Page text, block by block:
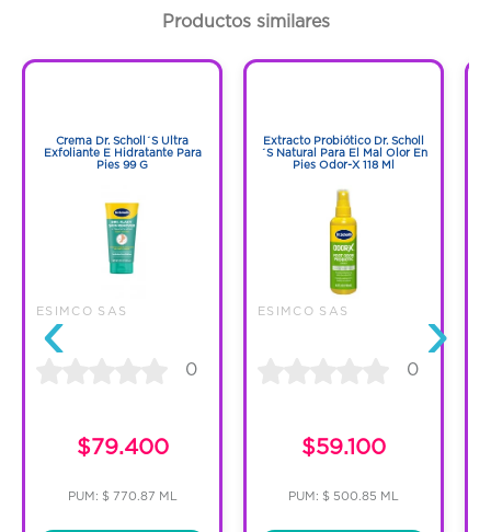
Productos similares
‹
Crema Dr. Scholl´S Ultra
Exfoliante E Hidratante Para
Pies 99 G
ESIMCO SAS
0
$79.400
PUM: $ 770.87 ML
Extracto Probiótico Dr. Scholl
´S Natural Para El Mal Olor En
Pies Odor-X 118 Ml
ESIMCO SAS
0
$59.100
PUM: $ 500.85 ML
›